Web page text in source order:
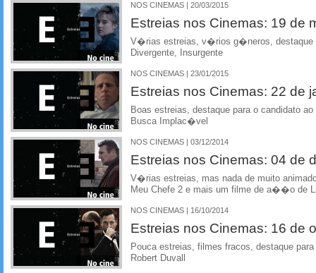
NOS CINEMAS | 20/03/2015
Estreias nos Cinemas: 19 de
V�rias estreias, v�rios g�neros, destaque
Divergente, Insurgente
NOS CINEMAS | 23/01/2015
Estreias nos Cinemas: 22 de
Boas estreias, destaque para o candidato
Busca Implac�vel
NOS CINEMAS | 03/12/2014
Estreias nos Cinemas: 04 de
V�rias estreias, mas nada de muito
Meu Chefe 2 e mais um filme de a��o de
NOS CINEMAS | 16/10/2014
Estreias nos Cinemas: 16 de
Pouca estreias, filmes fracos, destaque
Robert Duvall